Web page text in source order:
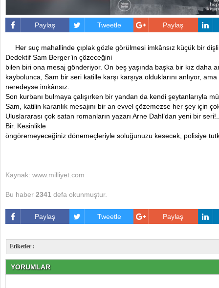
Paylaş Tweetle Paylaş
Her suç mahallinde çıplak gözle görülmesi imkânsız küçük bir
Dedektif Sam Berger’in çözeceğini
bilen biri ona mesaj gönderiyor. On beş yaşında başka bir kız daha
kaybolunca, Sam bir seri katille karşı karşıya olduklarını anlıyor,
neredeyse imkânsız.
Son kurbanı bulmaya çalışırken bir yandan da kendi şeytanlarıyla
Sam, katilin karanlık mesajını bir an evvel çözemezse her şey için
Uluslararası çok satan romanların yazarı Arne Dahl’dan yeni bir
Bir. Kesinlikle
öngöremeyeceğiniz dönemeçleriyle soluğunuzu kesecek, polisiye
Kaynak: www.milliyet.com
Bu haber 2341 defa okunmuştur.
Paylaş Tweetle Paylaş
Etiketler :
YORUMLAR